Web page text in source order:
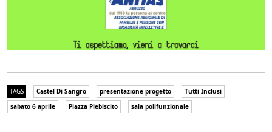
TAGS Castel Di Sangro presentazione progetto
Tutti Inclusi
sabato 6 aprile
Piazza Plebiscito sala polifunzionale